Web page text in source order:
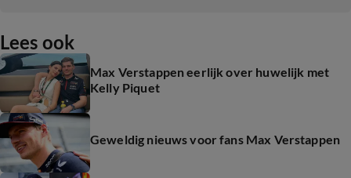
Lees ook
Max Verstappen eerlijk over huwelijk met
Kelly Piquet
Geweldig nieuws voor fans Max Verstappen